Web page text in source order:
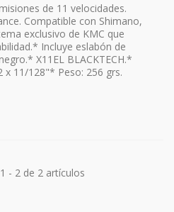
de 11 velocidades.
Compatible con Shimano,
exclusivo de KMC que
Incluye eslabón de
X11EL BLACKTECH.*
x 11/128"* Peso: 256 grs.
- 2 de 2 artículos